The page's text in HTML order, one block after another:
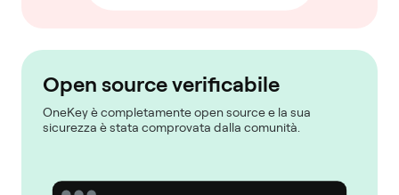
Open source verificabile
OneKey è completamente open source e la sua
sicurezza è stata comprovata dalla comunità.